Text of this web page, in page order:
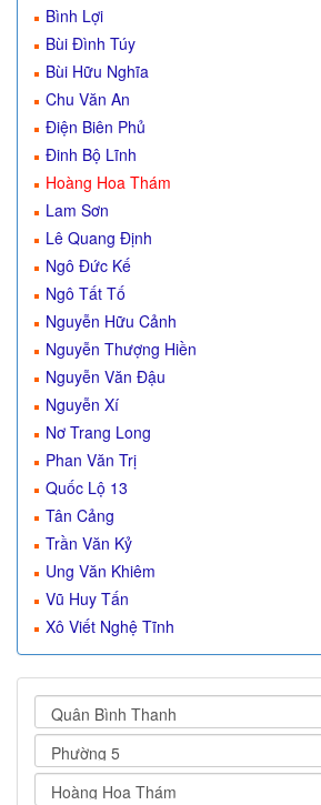
Bình Lợi
Bùi Đình Túy
Bùi Hữu Nghĩa
Chu Văn An
Điện Biên Phủ
Đinh Bộ Lĩnh
Hoàng Hoa Thám
Lam Sơn
Lê Quang Định
Ngô Đức Kế
Ngô Tất Tố
Nguyễn Hữu Cảnh
Nguyễn Thượng Hiền
Nguyễn Văn Đậu
Nguyễn Xí
Nơ Trang Long
Phan Văn Trị
Quốc Lộ 13
Tân Cảng
Trần Văn Kỷ
Ung Văn Khiêm
Vũ Huy Tấn
Xô Viết Nghệ Tĩnh